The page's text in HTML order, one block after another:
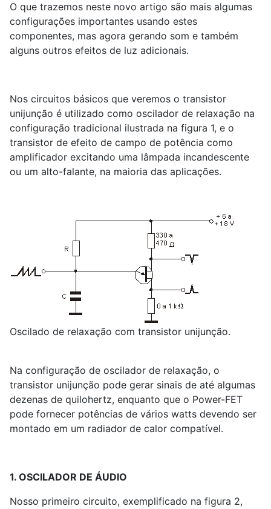
O que trazemos neste novo artigo são mais algumas
configurações importantes usando estes
componentes, mas agora gerando som e também
alguns outros efeitos de luz adicionais.
Nos circuitos básicos que veremos o transistor
unijunção é utilizado como oscilador de relaxação na
configuração tradicional ilustrada na figura 1, e o
transistor de efeito de campo de potência como
amplificador excitando uma lâmpada incandescente
ou um alto-falante, na maioria das aplicações.
Oscilado de relaxação com transistor unijunção.
Na configuração de oscilador de relaxação, o
transistor unijunção pode gerar sinais de até algumas
dezenas de quilohertz, enquanto que o Power-FET
pode fornecer potências de vários watts devendo ser
montado em um radiador de calor compatível.
1. OSCILADOR DE ÁUDIO
Nosso primeiro circuito, exemplificado na figura 2,